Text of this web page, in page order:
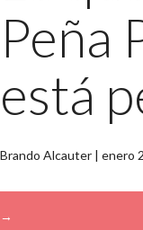
Peña
está
Brando Alcauter | enero
→